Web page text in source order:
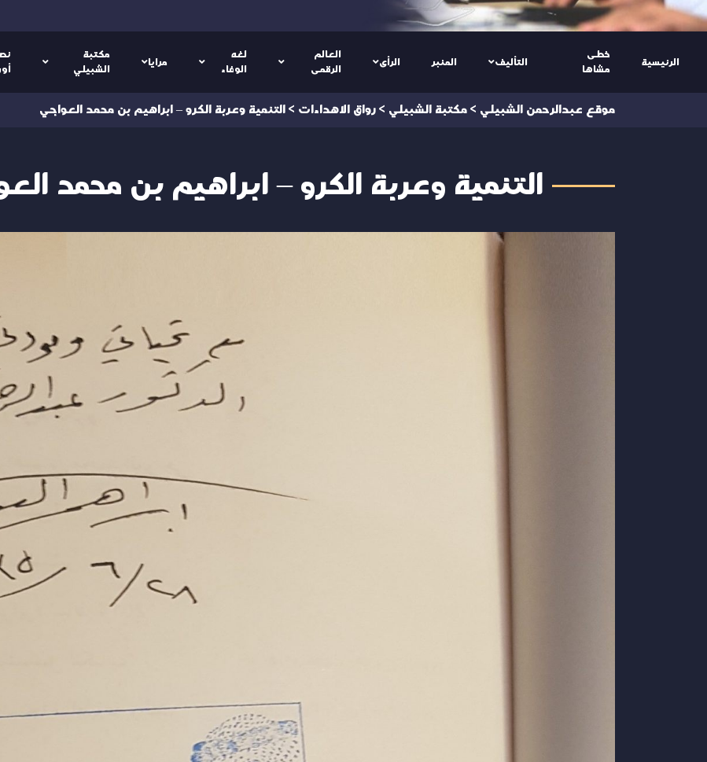
الرئيسية
خطى
مشاها
التأليف المنبر الرأى
العالم
الرقمى
لغه
الوفاء
مرايا
مكتبة
الشبيلي
موقع عبدالرحمن الشبيلي > مكتبة الشبيلي > رواق الاهداءات > التنمية وعربة الكرو – ابراهيم بن محمد العواجي
التنمية وعربة الكرو – ابراهيم بن محمد